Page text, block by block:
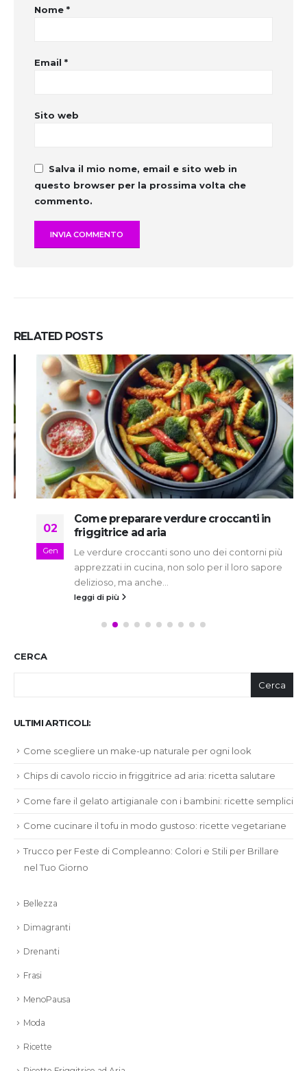
Nome *
Email *
Sito web
Salva il mio nome, email e sito web in
questo browser per la prossima volta che
commento.
RELATED POSTS
Come preparare verdure croccanti in
friggitrice ad aria
Le verdure croccanti sono uno dei contorni più
apprezzati in cucina, non solo per il loro sapore
delizioso, ma anche...
leggi di più
CERCA
Cerca
ULTIMI ARTICOLI:
Come scegliere un make-up naturale per ogni look
Chips di cavolo riccio in friggitrice ad aria: ricetta salutare
Come fare il gelato artigianale con i bambini: ricette semplici
Come cucinare il tofu in modo gustoso: ricette vegetariane
Trucco per Feste di Compleanno: Colori e Stili per Brillare
nel Tuo Giorno
Bellezza
Dimagranti
Drenanti
Frasi
MenoPausa
Moda
Ricette